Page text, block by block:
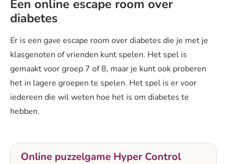
Een online escape room over
diabetes
Er is een gave escape room over diabetes die je met je
klasgenoten of vrienden kunt spelen. Het spel is
gemaakt voor groep 7 of 8, maar je kunt ook proberen
het in lagere groepen te spelen. Het spel is er voor
iedereen die wil weten hoe het is om diabetes te
hebben.
Online puzzelgame Hyper Control